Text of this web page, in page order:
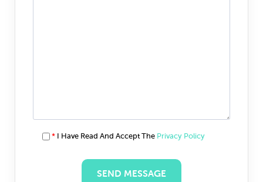
* I Have Read And Accept The Privacy Policy